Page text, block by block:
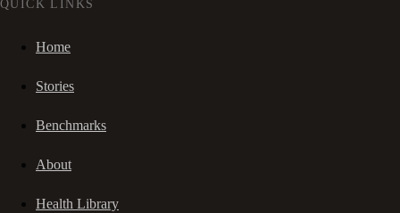
QUICK LINKS
Home
Stories
Benchmarks
About
Health Library